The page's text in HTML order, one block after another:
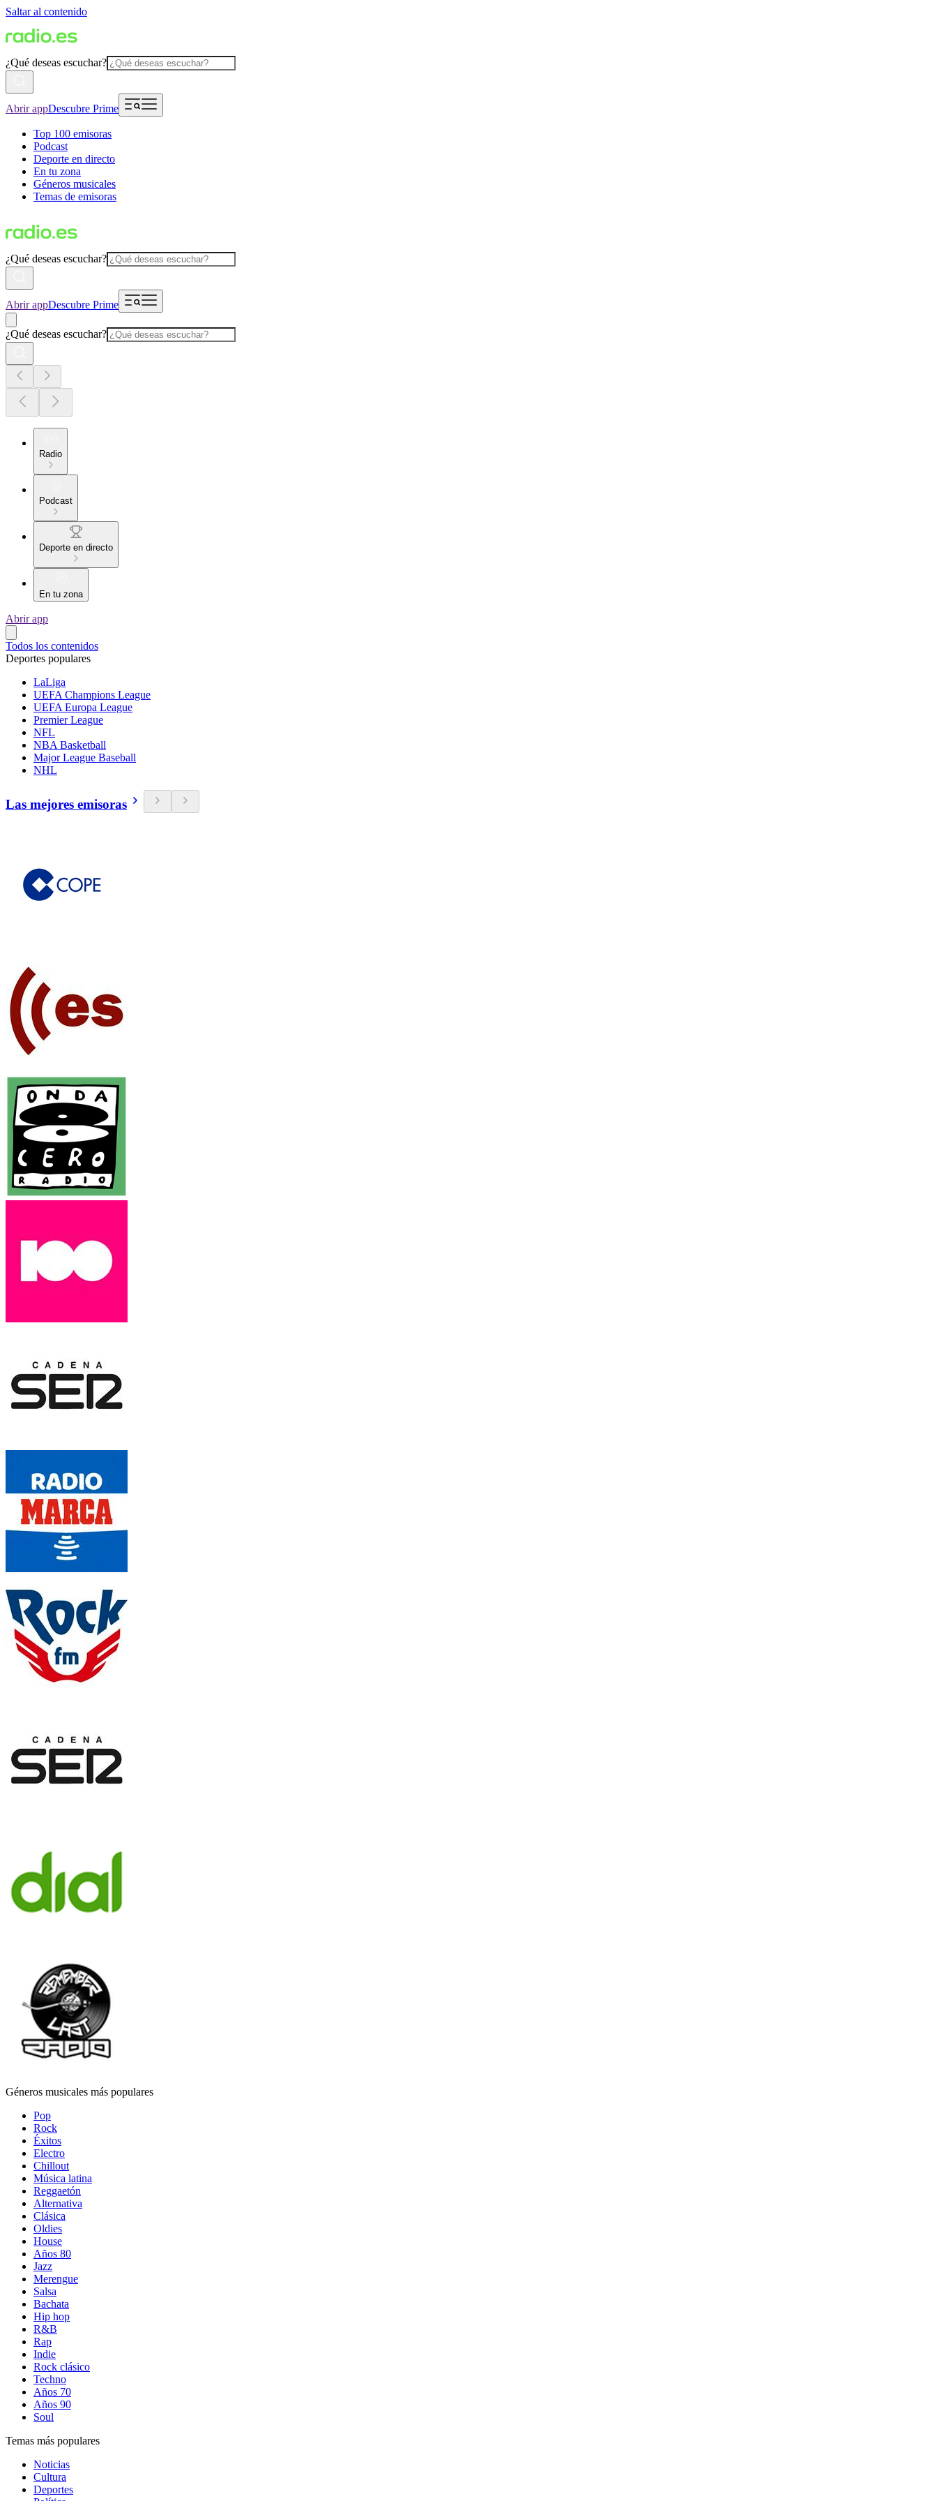
Saltar al contenido
¿Qué deseas escuchar?
Abrir appDescubre Prime
Top 100 emisoras
Podcast
Deporte en directo
En tu zona
Géneros musicales
Temas de emisoras
¿Qué deseas escuchar?
Abrir appDescubre Prime
¿Qué deseas escuchar?
Radio
Podcast
Deporte en directo
En tu zona
Abrir app
Todos los contenidos
Deportes populares
LaLiga
UEFA Champions League
UEFA Europa League
Premier League
NFL
NBA Basketball
Major League Baseball
NHL
Las mejores emisoras
Géneros musicales más populares
Pop
Rock
Éxitos
Electro
Chillout
Música latina
Reggaetón
Alternativa
Clásica
Oldies
House
Años 80
Jazz
Merengue
Salsa
Bachata
Hip hop
R&B
Rap
Indie
Rock clásico
Techno
Años 70
Años 90
Soul
Temas más populares
Noticias
Cultura
Deportes